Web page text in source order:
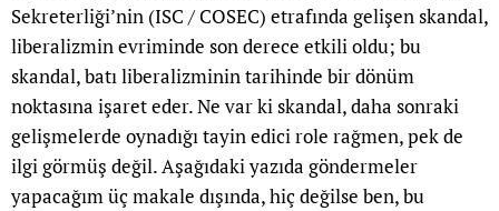
Sekreterliği’nin (ISC / COSEC) etrafında gelişen skandal,
liberalizmin evriminde son derece etkili oldu; bu
skandal, batı liberalizminin tarihinde bir dönüm
noktasına işaret eder. Ne var ki skandal, daha sonraki
gelişmelerde oynadığı tayin edici role rağmen, pek de
ilgi görmüş değil. Aşağıdaki yazıda göndermeler
yapacağım üç makale dışında, hiç değilse ben, bu